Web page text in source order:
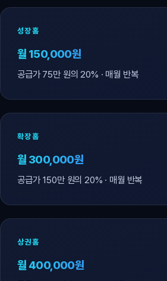
성장홈
월 150,000원
공급가 75만 원의 20% · 매월 반복
확장홈
월 300,000원
공급가 150만 원의 20% · 매월 반복
상권홈
월 400,000원